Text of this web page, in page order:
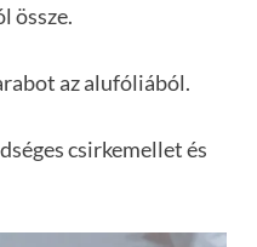
össze.
az alufóliából.
csirkemellet és